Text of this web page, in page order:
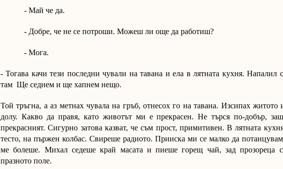
- Май че да.
- Добре, че не се потроши. Можеш ли още да работиш?
- Мога.
- Тогава качи тези последни чували на тавана и ела в лятната кухня. Напалил
там Ще седнем и ще хапнем нещо.
Той тръгна, а аз метнах чувала на гръб, отнесох го на тавана. Изсипах житото
долу. Какво да правя, като животът ми е прекрасен. Не търся по-добър,
прекрасният. Сигурно затова казват, че съм прост, примитивен. В лятната
тесто, на пържен колбас. Свиреше радиото. Прииска ми се малко да
ме болеше. Михал седеше край масата и пиеше горещ чай, зад прозореца
празното поле.